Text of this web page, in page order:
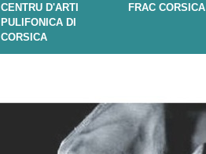
CENTRU D'ARTI
PULIFONICA DI
CORSICA
FRAC CORSICA